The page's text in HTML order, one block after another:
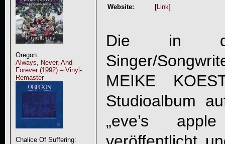
Oregon:
Always, Never, And
Forever (1992) – Vinyl-
Remaster
Chalice Of Suffering:
Website:
[Link]
Die in der
Singer/
MEIKE
Studioalbum
„eve’s